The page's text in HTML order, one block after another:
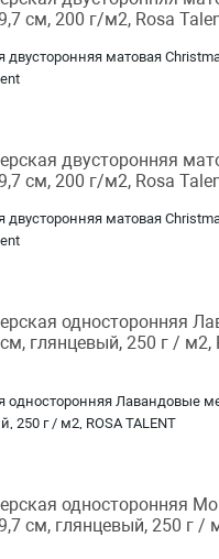
двусторонняя матовая
двусторонняя матовая
односторонняя Лавандовые
250 г / м2, ROSA TALENT